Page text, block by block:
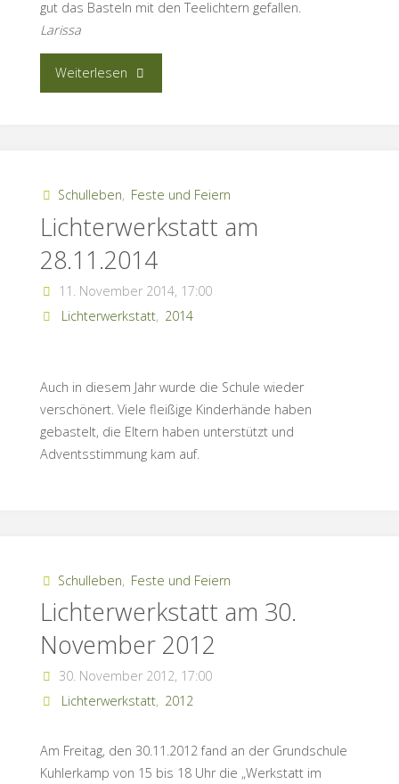
gut das Basteln mit den Teelichtern gefallen.
Larissa
Weiterlesen “Lichterwerkstatt
Schulleben, Feste und Feiern
Lichterwerkstatt am
28.11.2014
11. November 2014, 17:00
Lichterwerkstatt, 2014
Auch in diesem Jahr wurde die Schule wieder
verschönert. Viele fleißige Kinderhände haben
gebastelt, die Eltern haben unterstützt und
Adventsstimmung kam auf.
Schulleben, Feste und Feiern
Lichterwerkstatt am 30.
November 2012
30. November 2012, 17:00
Lichterwerkstatt, 2012
Am Freitag, den 30.11.2012 fand an der Grundschule
Kuhlerkamp von 15 bis 18 Uhr die „Werkstatt im